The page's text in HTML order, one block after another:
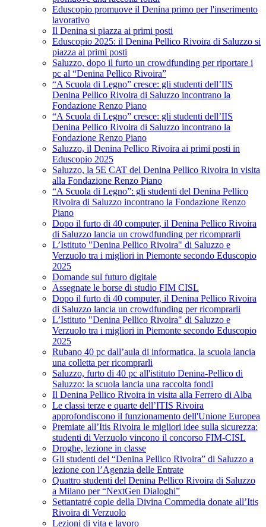
Eduscopio promuove il Denina primo per l'inserimento
lavorativo
Il Denina si piazza ai primi posti
Eduscopio 2025: il Denina Pellico Rivoira di Saluzzo si
piazza ai primi posti
Saluzzo, dopo il furto un crowdfunding per riportare i
pc al “Denina Pellico Rivoira”
“A Scuola di Legno” cresce: gli studenti dell’IIS
Denina Pellico Rivoira di Saluzzo incontrano la
Fondazione Renzo Piano
“A Scuola di Legno” cresce: gli studenti dell’IIS
Denina Pellico Rivoira di Saluzzo incontrano la
Fondazione Renzo Piano
Saluzzo, il Denina Pellico Rivoira ai primi posti in
Eduscopio 2025
Saluzzo, la 5E CAT del Denina Pellico Rivoira in visita
alla Fondazione Renzo Piano
“A Scuola di Legno”: gli studenti del Denina Pellico
Rivoira di Saluzzo incontrano la Fondazione Renzo
Piano
Dopo il furto di 40 computer, il Denina Pellico Rivoira
di Saluzzo lancia un crowdfunding per ricomprarli
L’Istituto "Denina Pellico Rivoira" di Saluzzo e
Verzuolo tra i migliori in Piemonte secondo Eduscopio
2025
Domande sul futuro digitale
Assegnate le borse di studio FIM CISL
Dopo il furto di 40 computer, il Denina Pellico Rivoira
di Saluzzo lancia un crowdfunding per ricomprarli
L’Istituto "Denina Pellico Rivoira" di Saluzzo e
Verzuolo tra i migliori in Piemonte secondo Eduscopio
2025
Rubano 40 pc dall’aula di informatica, la scuola lancia
una colletta per ricomprarli
Saluzzo, furto di 40 pc all'istituto Denina-Pellico di
Saluzzo: la scuola lancia una raccolta fondi
Il Denina Pellico Rivoira in visita alla Ferrero di Alba
Le classi terze e quarte dell’ITIS Rivoira
approfondiscono il funzionamento dell'Unione Europea
Premiate all’Itis Rivoira le migliori idee sulla sicurezza:
studenti di Verzuolo vincono il concorso FIM-CISL
Droghe, lezione in classe
Gli studenti del “Denina Pellico Rivoira” di Saluzzo a
lezione con l’Agenzia delle Entrate
Quattro studenti del Denina Pellico Rivoira di Saluzzo
a Milano per “NextGen Dialoghi”
Settantatré copie della Divina Commedia donate all’Itis
Rivoira di Verzuolo
Lezioni di vita e lavoro